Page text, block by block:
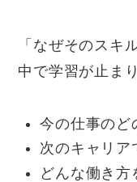
「なぜそのスキ
中で学習が止ま
今の仕事のど
次のキャリア
どんな働き方